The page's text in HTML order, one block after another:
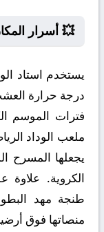
💥 أسرار
يستخدم استاد
درجة حرارة
فترات الموسم
يجعلها المسرح
الكروية. علاوة
طنجة مهد
منصاتها فوق